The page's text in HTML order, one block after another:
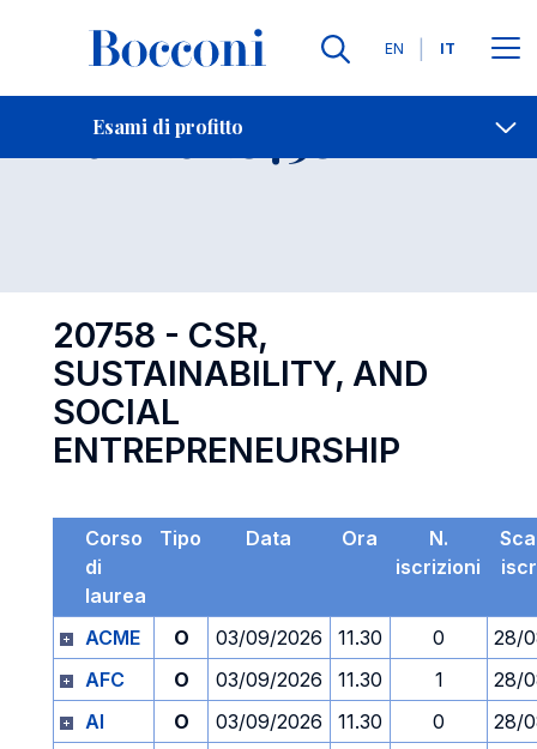
Lingue
EN IT
Esami di profitto
Contatti
Esame 20758 Open
20758 - CSR,
SUSTAINABILITY, AND
SOCIAL
ENTREPRENEURSHIP
Corso
di
laurea
Tipo Data Ora
N.
iscrizioni
ACME O 03/09/2026 11.30 0
28/
AFC
O 03/09/2026 11.30 1
28/
AI
O 03/09/2026 11.30 0
28/